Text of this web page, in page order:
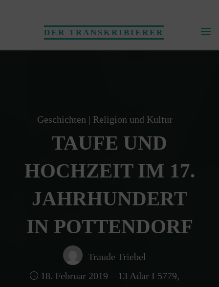
DER TRANSKRIBIERER
Geschichten | Religion und Kultur
TAUFE UND
HOCHZEIT IM 17.
JAHRHUNDERT
IN POTTENDORF
Traude Triebel
18. Februar 2019 – 13 Adar I 5779,